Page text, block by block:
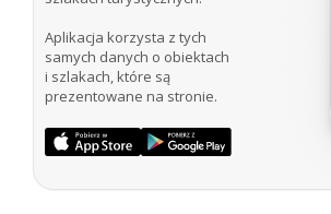
Aplikacja korzysta z tych
samych danych o obiektach
i szlakach, które są
prezentowane na stronie.